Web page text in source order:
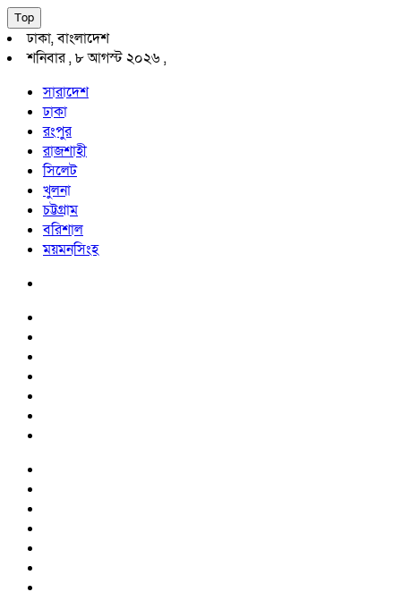
Top
ঢাকা, বাংলাদেশ
শনিবার , ৮ আগস্ট ২০২৬ ,
সারাদেশ
ঢাকা
রংপুর
রাজশাহী
সিলেট
খুলনা
চট্টগ্রাম
বরিশাল
ময়মনসিংহ